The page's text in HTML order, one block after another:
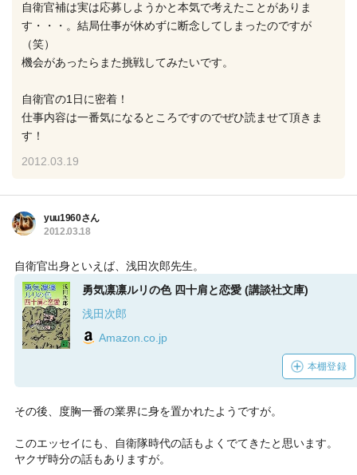
自衛官補は実は応募しようかと本気で考えたことがありま
す・・・。結局仕事が休めずに断念してしまったのですが
（笑）
機会があったらまた挑戦してみたいです。
自衛官の1日に密着！
仕事内容は一番気になるところですのでぜひ読ませて頂きま
す！
2012.03.19
yuu1960さん
2012.03.18
自衛官出身といえば、浅田次郎先生。
勇気凛凛ルリの色 四十肩と恋愛 (講談社文庫)
浅田次郎
Amazon.co.jp
本棚登録
その後、度胸一番の業界に身を置かれたようですが。
このエッセイにも、自衛隊時代の話もよくでてきたと思います。
ヤクザ時分の話もありますが。